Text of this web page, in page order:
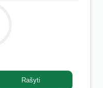
Rašyti